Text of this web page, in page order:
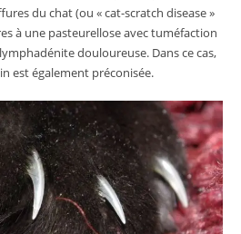
du chat (ou « cat-scratch disease »
à une pasteurellose avec tuméfaction
douloureuse. Dans ce cas,
est également préconisée.